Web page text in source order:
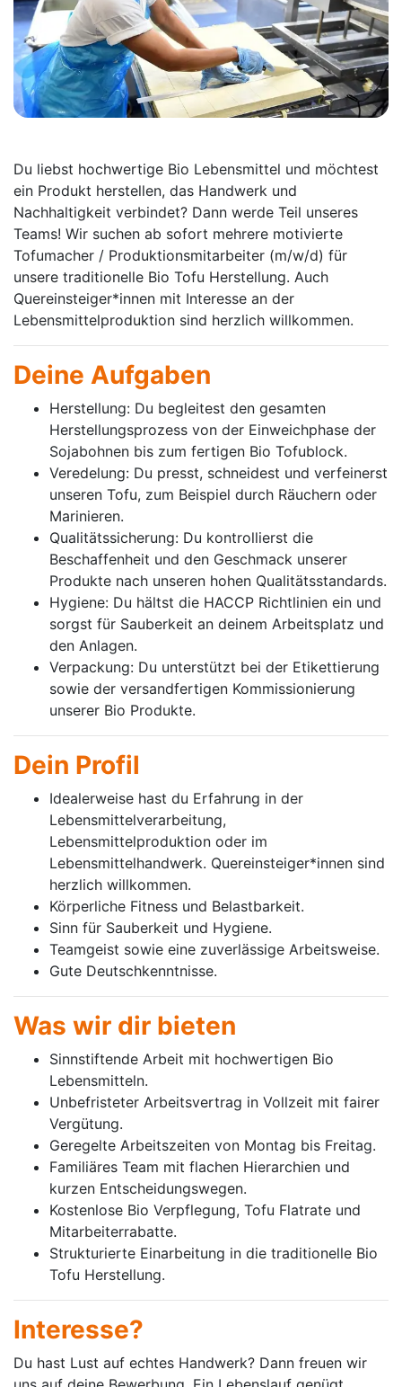
Du liebst hochwertige Bio Lebensmittel und möchtest
ein Produkt herstellen, das Handwerk und
Nachhaltigkeit verbindet? Dann werde Teil unseres
Teams! Wir suchen ab sofort mehrere motivierte
Tofumacher / Produktionsmitarbeiter (m/w/d) für
unsere traditionelle Bio Tofu Herstellung. Auch
Quereinsteiger*innen mit Interesse an der
Lebensmittelproduktion sind herzlich willkommen.
Deine Aufgaben
Herstellung: Du begleitest den gesamten
Herstellungsprozess von der Einweichphase der
Sojabohnen bis zum fertigen Bio Tofublock.
Veredelung: Du presst, schneidest und verfeinerst
unseren Tofu, zum Beispiel durch Räuchern oder
Marinieren.
Qualitätssicherung: Du kontrollierst die
Beschaffenheit und den Geschmack unserer
Produkte nach unseren hohen Qualitätsstandards.
Hygiene: Du hältst die HACCP Richtlinien ein und
sorgst für Sauberkeit an deinem Arbeitsplatz und
den Anlagen.
Verpackung: Du unterstützt bei der Etikettierung
sowie der versandfertigen Kommissionierung
unserer Bio Produkte.
Dein Profil
Idealerweise hast du Erfahrung in der
Lebensmittelverarbeitung,
Lebensmittelproduktion oder im
Lebensmittelhandwerk. Quereinsteiger*innen sind
herzlich willkommen.
Körperliche Fitness und Belastbarkeit.
Sinn für Sauberkeit und Hygiene.
Teamgeist sowie eine zuverlässige Arbeitsweise.
Gute Deutschkenntnisse.
Was wir dir bieten
Sinnstiftende Arbeit mit hochwertigen Bio
Lebensmitteln.
Unbefristeter Arbeitsvertrag in Vollzeit mit fairer
Vergütung.
Geregelte Arbeitszeiten von Montag bis Freitag.
Familiäres Team mit flachen Hierarchien und
kurzen Entscheidungswegen.
Kostenlose Bio Verpflegung, Tofu Flatrate und
Mitarbeiterrabatte.
Strukturierte Einarbeitung in die traditionelle Bio
Tofu Herstellung.
Interesse?
Du hast Lust auf echtes Handwerk? Dann freuen wir